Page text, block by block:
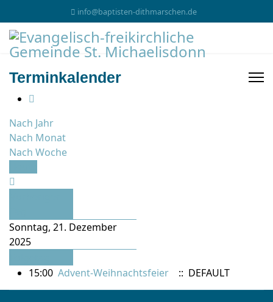
info@baptisten-dithmarschen.de
Terminkalender
Nach Jahr
Nach Monat
Nach Woche
Sonntag, 21. Dezember
2025
15:00 Advent-Weihnachtsfeier :: DEFAULT